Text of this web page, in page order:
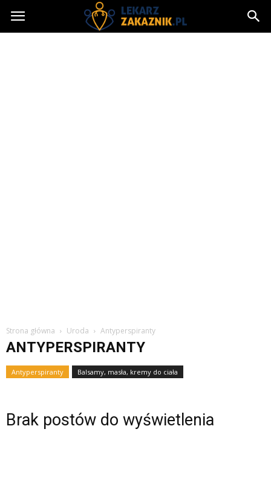
Lekarzzakaznik.pl
Strona główna Uroda Antyperspiranty
ANTYPERSPIRANTY
Antyperspiranty Balsamy, masła, kremy do ciała
Brak postów do wyświetlenia